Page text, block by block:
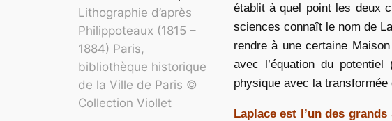
Lithographie d’après
Philippoteaux (1815 –
1884) Paris,
bibliothèque historique
de la Ville de Paris ©
Collection Viollet
établit à quel point les deux
sciences connaît le nom de
rendre à une certaine
avec l’équation du
physique avec la transformée
Laplace est l’un des